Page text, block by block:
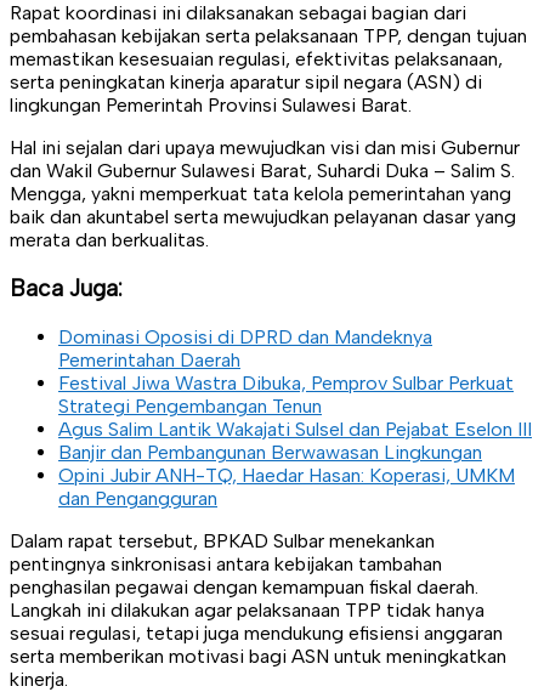
Rapat koordinasi ini dilaksanakan sebagai bagian dari
pembahasan kebijakan serta pelaksanaan TPP, dengan tujuan
memastikan kesesuaian regulasi, efektivitas pelaksanaan,
serta peningkatan kinerja aparatur sipil negara (ASN) di
lingkungan Pemerintah Provinsi Sulawesi Barat.
Hal ini sejalan dari upaya mewujudkan visi dan misi Gubernur
dan Wakil Gubernur Sulawesi Barat, Suhardi Duka – Salim S.
Mengga, yakni memperkuat tata kelola pemerintahan yang
baik dan akuntabel serta mewujudkan pelayanan dasar yang
merata dan berkualitas.
Baca Juga:
Dominasi Oposisi di DPRD dan Mandeknya
Pemerintahan Daerah
Festival Jiwa Wastra Dibuka, Pemprov Sulbar Perkuat
Strategi Pengembangan Tenun
Agus Salim Lantik Wakajati Sulsel dan Pejabat Eselon III
Banjir dan Pembangunan Berwawasan Lingkungan
Opini Jubir ANH-TQ, Haedar Hasan: Koperasi, UMKM
dan Pengangguran
Dalam rapat tersebut, BPKAD Sulbar menekankan
pentingnya sinkronisasi antara kebijakan tambahan
penghasilan pegawai dengan kemampuan fiskal daerah.
Langkah ini dilakukan agar pelaksanaan TPP tidak hanya
sesuai regulasi, tetapi juga mendukung efisiensi anggaran
serta memberikan motivasi bagi ASN untuk meningkatkan
kinerja.